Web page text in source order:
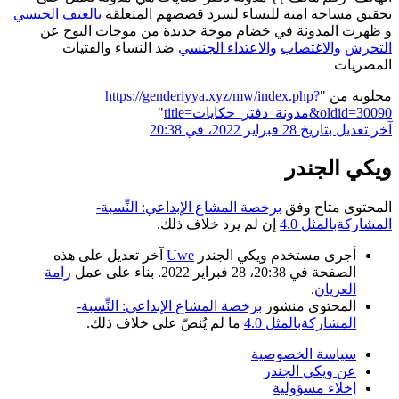
تحقيق مساحة امنة للنساء لسرد قصصهم المتعلقة بالعنف الجنسي
و ظهرت المدونة في خضام موجة جديدة من موجات البوح عن
التحرش والاغتصاب والاعتداء الجنسي ضد النساء والفتيات
المصريات
مجلوبة من "https://genderiyya.xyz/mw/index.php?
title=مدونة_دفتر_حكايات&oldid=30090
"
آخر تعديل بتاريخ 28 فبراير 2022، في 20:38
ويكي الجندر
المحتوى متاح وفق برخصة المشاع الإبداعي: النِّسبة-
المشاركةبالمثل 4.0
إن لم يرد خلاف ذلك.
أجرى مستخدم ويكي الجندر Uwe آخر تعديل على هذه
الصفحة في 20:38، 28 فبراير 2022. بناء على عمل
رامة
العريان.
المحتوى منشور برخصة المشاع الإبداعي: النِّسبة-
المشاركةبالمثل 4.0
ما لم يُنصّ على خلاف ذلك.
سياسة الخصوصية
عن ويكي الجندر
إخلاء مسؤولية